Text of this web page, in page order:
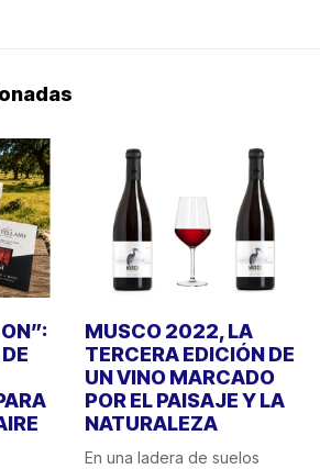
MUSCO 2022, LA
TERCERA EDICIÓN DE
UN VINO MARCADO
POR EL PAISAJE Y LA
NATURALEZA
En una ladera de suelos